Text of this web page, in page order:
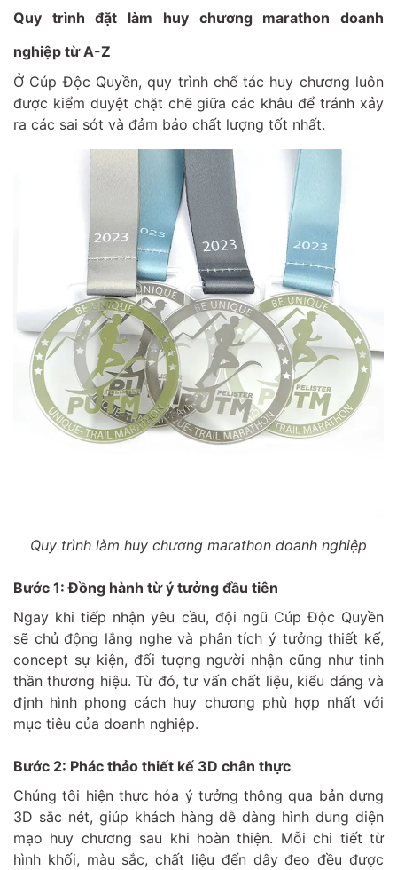
Quy trình đặt làm huy chương marathon doanh
nghiệp từ A-Z
Ở Cúp Độc Quyền, quy trình chế tác huy chương luôn
được kiểm duyệt chặt chẽ giữa các khâu để tránh xảy
ra các sai sót và đảm bảo chất lượng tốt nhất.
Quy trình làm huy chương marathon doanh nghiệp
Bước 1: Đồng hành từ ý tưởng đầu tiên
Ngay khi tiếp nhận yêu cầu, đội ngũ Cúp Độc Quyền
sẽ chủ động lắng nghe và phân tích ý tưởng thiết kế,
concept sự kiện, đối tượng người nhận cũng như tinh
thần thương hiệu. Từ đó, tư vấn chất liệu, kiểu dáng và
định hình phong cách huy chương phù hợp nhất với
mục tiêu của doanh nghiệp.
Bước 2: Phác thảo thiết kế 3D chân thực
Chúng tôi hiện thực hóa ý tưởng thông qua bản dựng
3D sắc nét, giúp khách hàng dễ dàng hình dung diện
mạo huy chương sau khi hoàn thiện. Mỗi chi tiết từ
hình khối, màu sắc, chất liệu đến dây đeo đều được